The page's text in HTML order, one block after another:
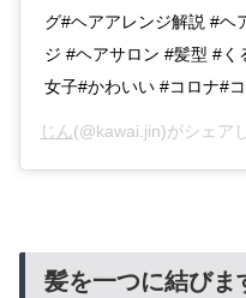
グ#ヘアアレンジ解説 #ヘ
ジ #ヘアサロン #髪型 #く
女子#かわいい #コロナ#
じん(@kawai.jin)がシェア
髪を一つに結びま